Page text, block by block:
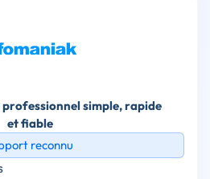
professionnel simple, rapide
et fiable
reconnu